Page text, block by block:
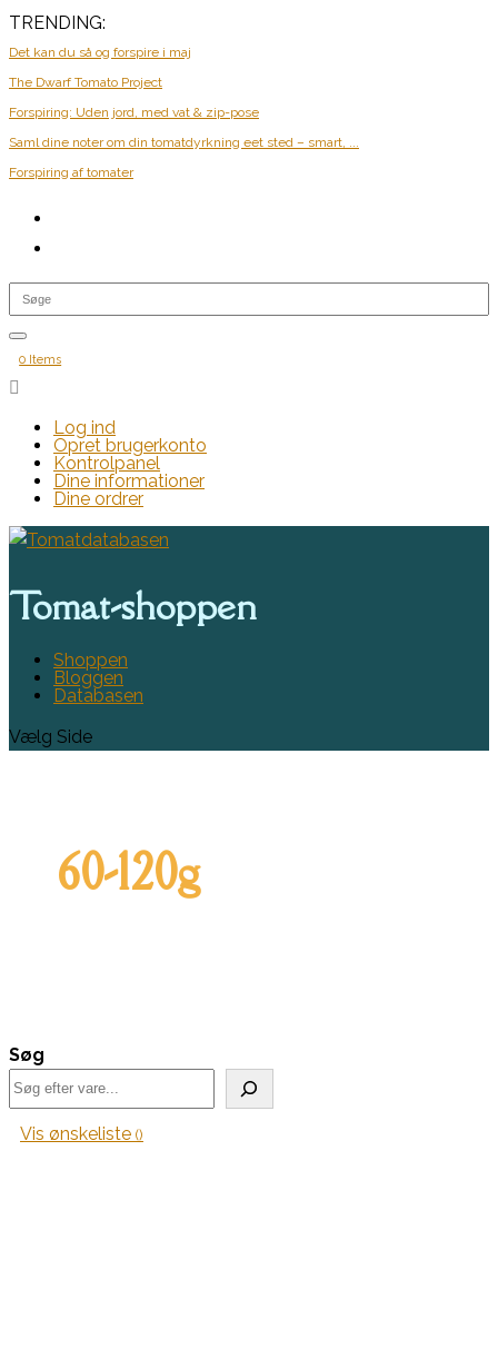
TRENDING:
Det kan du så og forspire i maj
The Dwarf Tomato Project
Forspiring: Uden jord, med vat & zip-pose
Saml dine noter om din tomatdyrkning eet sted – smart, ...
Forspiring af tomater
0 Items

Log ind
Opret brugerkonto
Kontrolpanel
Dine informationer
Dine ordrer
Tomat-shoppen
Shoppen
Bloggen
Databasen
Vælg Side
60-120g
Søg
Vis ønskeliste